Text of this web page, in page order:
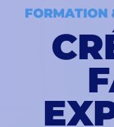
FORMATION